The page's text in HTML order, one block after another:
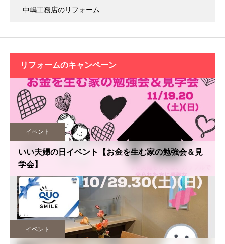
中嶋工務店のリフォーム
リフォームのキャンペーン
イベント
いい夫婦の日イベント【お金を生む家の勉強会＆見
学会】
イベント